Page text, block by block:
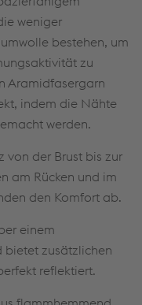
weniger
bestehen, um
zu
Aramidfasergarn
indem die Nähte
werden.
von der Brust bis zur
am Rücken und im
den Komfort ab.
einem
bietet zusätzlichen
reflektiert.